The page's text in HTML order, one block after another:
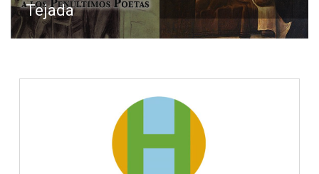
Tejada